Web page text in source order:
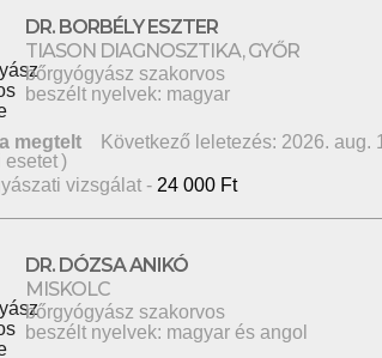
DR. BORBÉLY ESZTER
TIASON DIAGNOSZTIKA, GYŐR
bőrgyógyász szakorvos
beszélt nyelvek: magyar
megtelt Következő leletezés: 2026. aug.
esetet )
vizsgálat - 24 000 Ft
DR. DÓZSA ANIKÓ
MISKOLC
bőrgyógyász szakorvos
beszélt nyelvek: magyar és angol